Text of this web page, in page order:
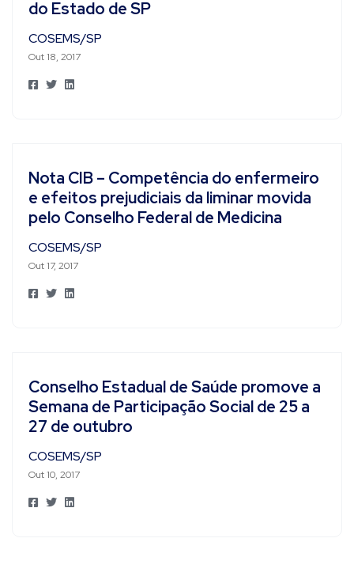
do Estado de SP
COSEMS/SP
Out 18, 2017
Nota CIB – Competência do enfermeiro
e efeitos prejudiciais da liminar movida
pelo Conselho Federal de Medicina
COSEMS/SP
Out 17, 2017
Conselho Estadual de Saúde promove a
Semana de Participação Social de 25 a
27 de outubro
COSEMS/SP
Out 10, 2017